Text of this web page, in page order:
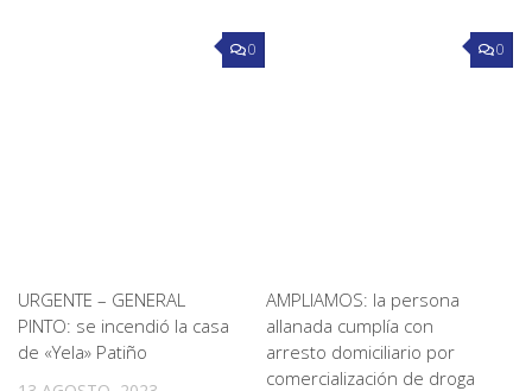
0
URGENTE – GENERAL
PINTO: se incendió la casa
de «Yela» Patiño
0
AMPLIAMOS: la persona
allanada cumplía con
arresto domiciliario por
comercialización de droga